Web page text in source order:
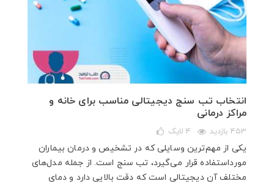
انتخاب تب‌ سنج دیجیتالی مناسب برای خانه و
مراکز درمانی
453 بازدید 4 لایک
یکی از مهم‌ترین وسایلی که در تشخیص و درمان بیماران
مورداستفاده قرار می‌گیرد، تب سنج است. از جمله مدل‌های
مختلف آن دیجیتالی است که دقت بالایی دارد و دمای